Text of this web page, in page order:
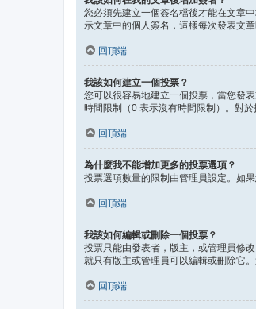
您必須先建立一個簽名檔後才能在文章
示文章中的個人簽名，這樣每次發表文
回頂端
我該如何建立一個投票？
您可以很容易地建立一個投票，當您發
時間限制（0 表示沒有時間限制）。對
回頂端
為什麼我不能增加更多的投票選項？
投票選項數量的限制由管理員設定。如
回頂端
我該如何編輯或刪除一個投票？
投票只能由發表者，版主，或管理員修
就只有版主或管理員可以編輯或刪除它
回頂端